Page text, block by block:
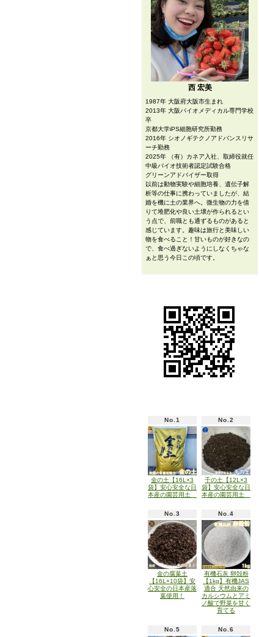
西 宏美
1987年 大阪府大阪市生まれ
2013年 大阪バイオメディカル専門学校
卒
京都大学iPS細胞研究所勤務
2016年 シオノギテクノアドバンスリサ
ーチ勤務
2025年 （有）カネア入社、取締役就任
中級バイオ技術者認定試験合格
グリーンアドバイザー取得
以前は動物実験や細胞培養、遺伝子解
析等の仕事に携わっていましたが、結
婚を機に土の業界へ。微生物の力を借
りて堆肥化や良い土壌が作られるとい
う点で、前職とも通ずるものがあると
感じています。趣味は旅行と美味しい
物を食べること！甘いものが好きなの
で、食べ過ぎないようにしなくちゃな
ぁと思う今日この頃です。
No.1
金の土【16L×3
袋】安心安全な日
本産の園芸用土
No.2
千の土【12L×3
袋】安心安全な日
本産の園芸用土
No.3
金の腐葉土
【16L×10袋】安
心安全の日本産落
葉使用！
No.4
有機石灰 卵殻粉
【1kg】有機JAS
適合 天然由来の
カルシウムとアミ
ノ酸で野菜を甘く
育てる
No.5 No.6